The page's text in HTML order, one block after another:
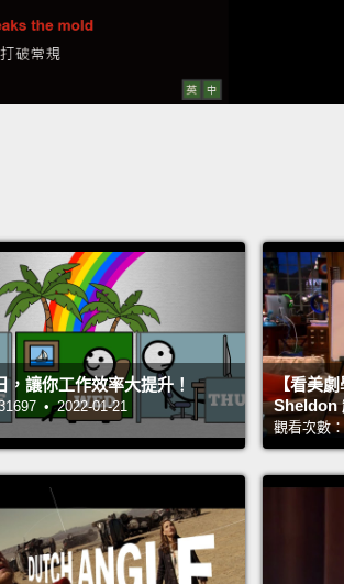
，讓你工作效率大提升！
• 2022-01-21
【看美
Sheldon
觀看次數